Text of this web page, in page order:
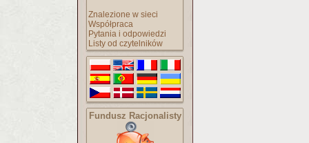
Znalezione w sieci
Współpraca
Pytania i odpowiedzi
Listy od czytelników
Fundusz Racjonalisty